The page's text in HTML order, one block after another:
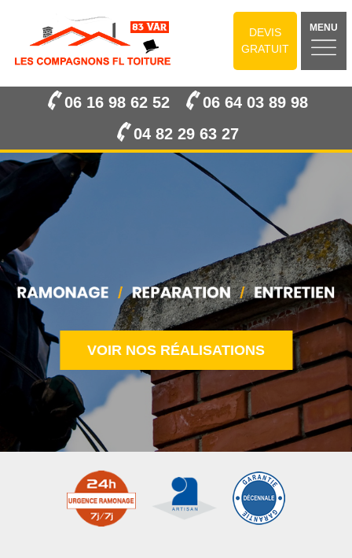
DEVIS
GRATUIT
MENU
06 16 98 62 52
06 64 03 89 98
04 82 29 63 27
VOIR NOS RÉALISATIONS